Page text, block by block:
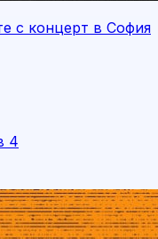
с концерт в София
4